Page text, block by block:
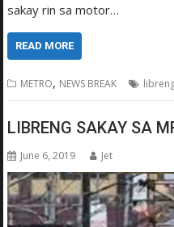
sakay rin sa motor…
READ MORE
METRO, NEWS BREAK
LIBRENG SAKAY SA
June 6, 2019 Jet